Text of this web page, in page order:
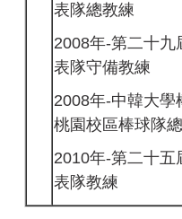
表隊總教練
2008年-第二十九
表隊守備教練
2008年-中韓大學
桃園校區棒球隊
2010年-第二十五
表隊教練